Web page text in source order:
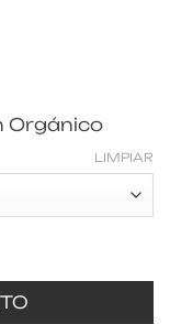
€.
Orgánico
LIMPIAR